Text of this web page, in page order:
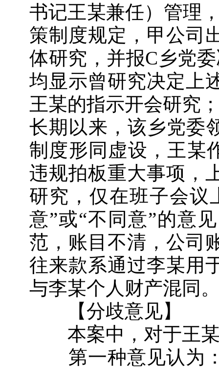
书记王某兼任）管理
策制度规定，甲公司
体研究，并报C乡党
均显示曾研究决定上
王某的指示开会研究
长期以来，该乡党委
制度形同虚设，王某
违规拍板重大事项，
研究，仅在班子会议
意”或“不同意”的意
范，账目不清，公司
往来款系通过李某用
与李某个人财产混同
【分歧意见】
本案中，对于王某
第一种意见认为：